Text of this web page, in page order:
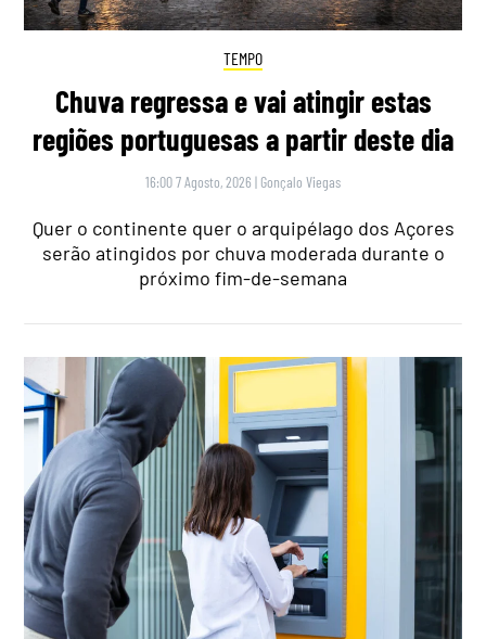
TEMPO
Chuva regressa e vai atingir estas
regiões portuguesas a partir deste dia
16:00 7 Agosto, 2026 | Gonçalo Viegas
Quer o continente quer o arquipélago dos Açores
serão atingidos por chuva moderada durante o
próximo fim-de-semana